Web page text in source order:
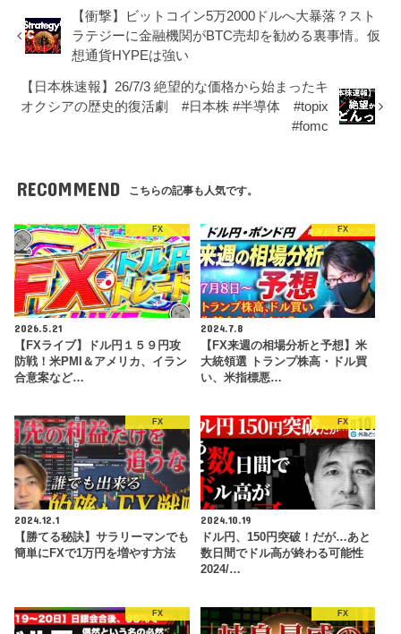
​【衝撃】ビットコイン5万2000ドルへ大暴落？スト
ラテジーに金融機関がBTC売却を勧める裏事情。仮
想通貨HYPEは強い
【日本株速報】26/7/3 絶望的な価格から始まったキ
オクシアの歴史的復活劇 #日本株 #半導体 #topix
#fomc
RECOMMEND こちらの記事も人気です。
FX
2026.5.21
【FXライブ】ドル円１５９円攻
防戦！米PMI＆アメリカ、イラン
合意案など…
FX
2024.7.8
【FX来週の相場分析と予想】米
大統領選 トランプ株高・ドル買
い、米指標悪…
FX
2024.12.1
【勝てる秘訣】サラリーマンでも
簡単にFXで1万円を増やす方法
FX
2024.10.19
ドル円、150円突破！だが…あと
数日間でドル高が終わる可能性
2024/…
FX FX